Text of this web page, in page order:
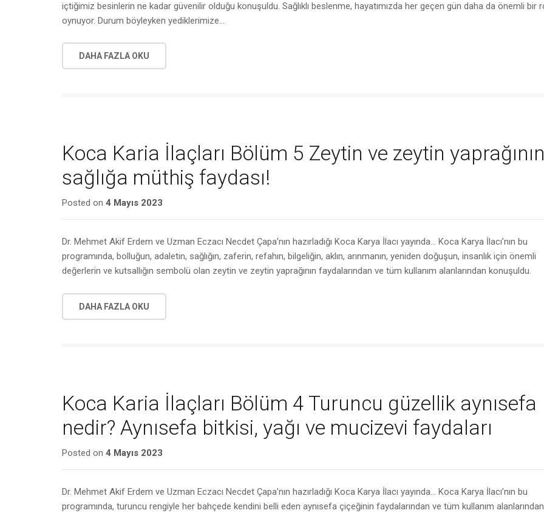
içtiğimiz besinlerin ne kadar güvenilir olduğu konuşuldu. Sağlıklı beslenme, hayatımızda her geçen gün daha da önemli bir
oynuyor. Durum böyleyken yediklerimize…
DAHA FAZLA OKU
Koca Karia İlaçları Bölüm 5 Zeytin ve zeytin yaprağının
sağlığa müthiş faydası!
Posted on 4 Mayıs 2023
Dr. Mehmet Akif Erdem ve Uzman Eczacı Necdet Çapa’nın hazırladığı Koca Karya İlacı yayında… Koca Karya İlacı’nın bu
programında, bolluğun, adaletin, sağlığın, zaferin, refahın, bilgeliğin, aklın, arınmanın, yeniden doğuşun, insanlık için önemli
değerlerin ve kutsallığın sembolü olan zeytin ve zeytin yaprağının faydalarından ve tüm kullanım alanlarından konuşuldu.
DAHA FAZLA OKU
Koca Karia İlaçları Bölüm 4 Turuncu güzellik aynısefa
nedir? Aynısefa bitkisi, yağı ve mucizevi faydaları
Posted on 4 Mayıs 2023
Dr. Mehmet Akif Erdem ve Uzman Eczacı Necdet Çapa’nın hazırladığı Koca Karya İlacı yayında… Koca Karya İlacı’nın bu
programında, turuncu rengiyle her bahçede kendini belli eden aynısefa çiçeğinin faydalarından ve tüm kullanım alanlarından